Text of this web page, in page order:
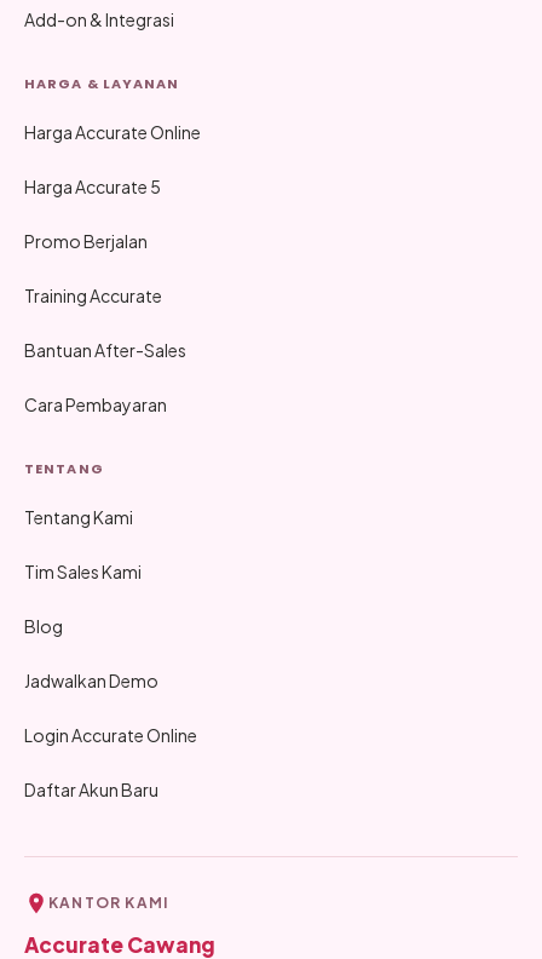
Add-on & Integrasi
HARGA & LAYANAN
Harga Accurate Online
Harga Accurate 5
Promo Berjalan
Training Accurate
Bantuan After-Sales
Cara Pembayaran
TENTANG
Tentang Kami
Tim Sales Kami
Blog
Jadwalkan Demo
Login Accurate Online
Daftar Akun Baru
KANTOR KAMI
Accurate Cawang